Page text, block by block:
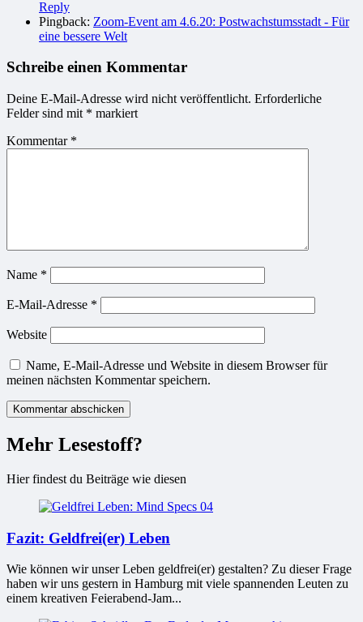
Reply
Pingback: Zoom-Event am 4.6.20: Postwachstumsstadt - Für
eine bessere Welt
Schreibe einen Kommentar
Deine E-Mail-Adresse wird nicht veröffentlicht. Erforderliche
Felder sind mit * markiert
Kommentar *
Name *
E-Mail-Adresse *
Website
Name, E-Mail-Adresse und Website in diesem Browser für
meinen nächsten Kommentar speichern.
Mehr Lesestoff?
Hier findest du Beiträge wie diesen
Fazit: Geldfrei(er) Leben
Wie können wir unser Leben geldfrei(er) gestalten? Zu dieser Frage
haben wir uns gestern in Hamburg mit viele spannenden Leuten zu
einem kreativen Feierabend-Jam...